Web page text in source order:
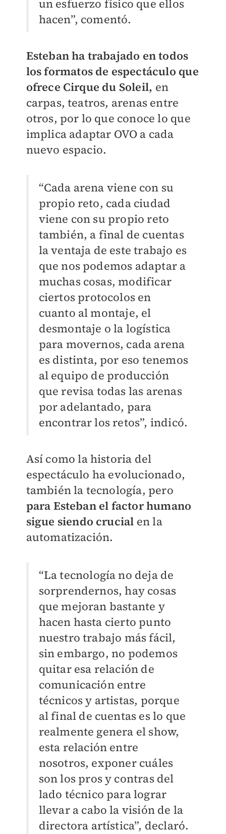
un esfuerzo físico que ellos
hacen”, comentó.
Esteban ha trabajado en todos
los formatos de espectáculo que
ofrece Cirque du Soleil, en
carpas, teatros, arenas entre
otros, por lo que conoce lo que
implica adaptar OVO a cada
nuevo espacio.
“Cada arena viene con su
propio reto, cada ciudad
viene con su propio reto
también, a final de cuentas
la ventaja de este trabajo es
que nos podemos adaptar a
muchas cosas, modificar
ciertos protocolos en
cuanto al montaje, el
desmontaje o la logística
para movernos, cada arena
es distinta, por eso tenemos
al equipo de producción
que revisa todas las arenas
por adelantado, para
encontrar los retos”, indicó.
Así como la historia del
espectáculo ha evolucionado,
también la tecnología, pero
para Esteban el factor humano
sigue siendo crucial en la
automatización.
“La tecnología no deja de
sorprendernos, hay cosas
que mejoran bastante y
hacen hasta cierto punto
nuestro trabajo más fácil,
sin embargo, no podemos
quitar esa relación de
comunicación entre
técnicos y artistas, porque
al final de cuentas es lo que
realmente genera el show,
esta relación entre
nosotros, exponer cuáles
son los pros y contras del
lado técnico para lograr
llevar a cabo la visión de la
directora artística”, declaró.